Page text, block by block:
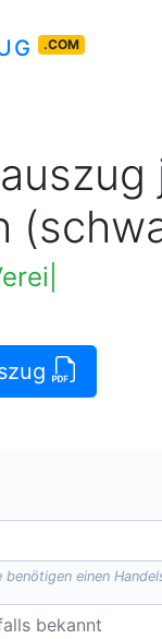
.COM
benötigen einen